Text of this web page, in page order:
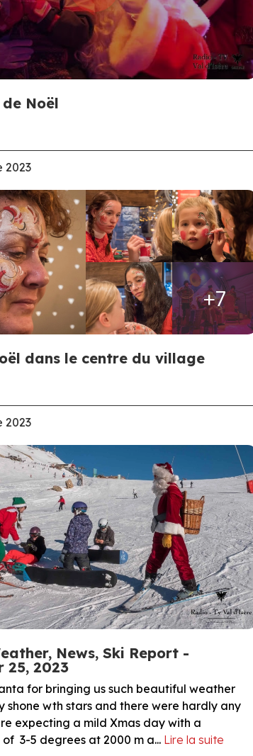
Noël
2023
+7
dans le centre du village
2023
News, Ski Report -
25, 2023
for bringing us such beautiful weather
shone wth stars and there were hardly any
expecting a mild Xmas day with a
3-5 degrees at 2000 m a... Lire la suite